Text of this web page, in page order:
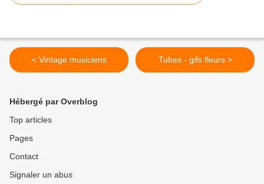
< Vintage musiciens Tubes - gifs fleurs >
Hébergé par Overblog
Top articles
Pages
Contact
Signaler un abus